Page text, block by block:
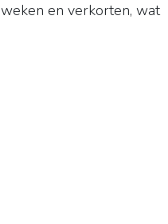
en verkorten, wat